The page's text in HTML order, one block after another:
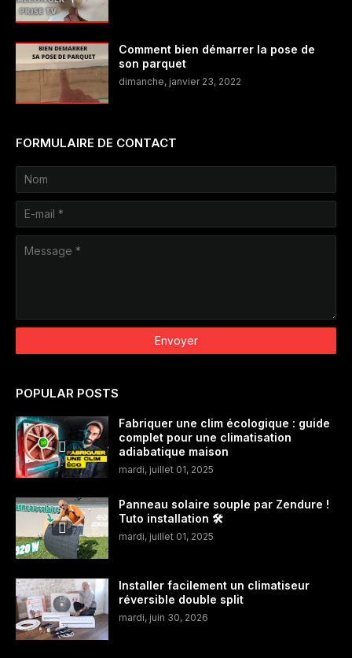
Comment bien démarrer la pose de
son parquet
dimanche, janvier 23, 2022
FORMULAIRE DE CONTACT
POPULAR POSTS
Fabriquer une clim écologique : guide
complet pour une climatisation
adiabatique maison
mardi, juillet 01, 2025
Panneau solaire souple par Zendure !
Tuto installation 🛠️
mardi, juillet 01, 2025
Installer facilement un climatiseur
réversible double split
mardi, juin 30, 2026